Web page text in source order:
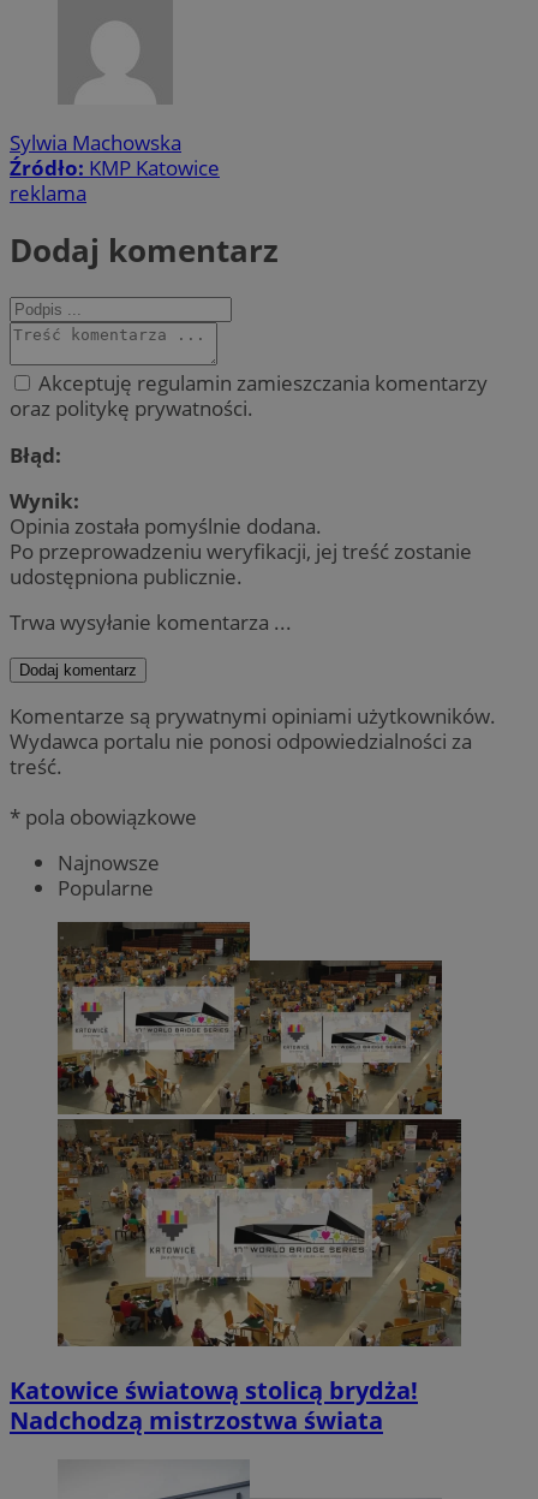
Sylwia Machowska
Źródło: KMP Katowice
reklama
Dodaj komentarz
Akceptuję regulamin zamieszczania komentarzy
oraz politykę prywatności.
Błąd:
Wynik:
Opinia została pomyślnie dodana.
Po przeprowadzeniu weryfikacji, jej treść zostanie
udostępniona publicznie.
Trwa wysyłanie komentarza ...
Dodaj komentarz
Komentarze są prywatnymi opiniami użytkowników.
Wydawca portalu nie ponosi odpowiedzialności za
treść.
* pola obowiązkowe
Najnowsze
Popularne
Katowice światową stolicą brydża!
Nadchodzą mistrzostwa świata